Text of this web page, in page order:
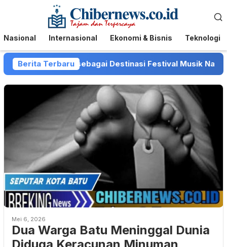
Menu
Mobile
Nasional Internasional Ekonomi & Bisnis Teknologi
Berita Terbaru
Kota Batu sebagai Destinasi Festival Musik Nasional
Mei 6, 2026
Dua Warga Batu Meninggal Dunia